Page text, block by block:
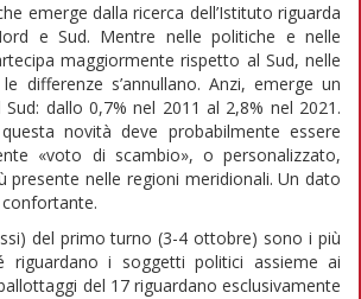
emerge dalla ricerca dell’Istituto riguarda
e Sud. Mentre nelle politiche e nelle
maggiormente rispetto al Sud, nelle
differenze s’annullano. Anzi, emerge un
dallo 0,7% nel 2011 al 2,8% nel 2021.
novità deve probabilmente essere
«voto di scambio», o personalizzato,
presente nelle regioni meridionali. Un dato
del primo turno (3-4 ottobre) sono i più
riguardano i soggetti politici assieme ai
del 17 riguardano esclusivamente